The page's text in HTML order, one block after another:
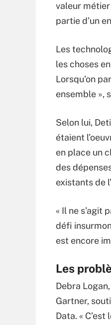
valeur métier
partie d’un
Les
les choses
Lorsqu’on
ensemble »,
Selon lui,
étaient
en place un
des
existants de
« Il ne s’agit
défi
est encore
Les
Debra
Gartner,
Data. «